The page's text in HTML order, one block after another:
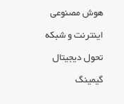
هوش مصنوعی
اینترنت و شبکه
تحول دیجیتال
گیمینگ